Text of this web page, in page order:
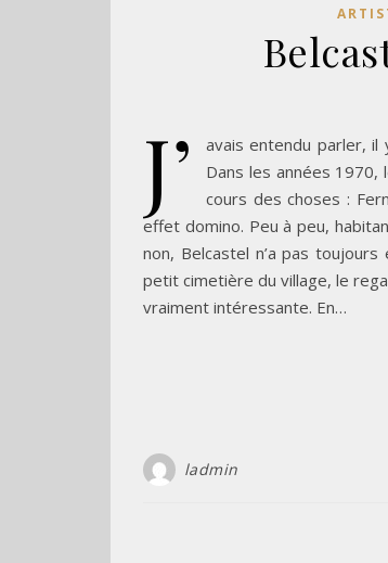
J’
avais entendu parler, il
Dans les années 1970,
cours des choses :
effet domino. Peu à peu,
non, Belcastel n’a pas
petit cimetière du village, le
vraiment intéressante. En…
ladmin